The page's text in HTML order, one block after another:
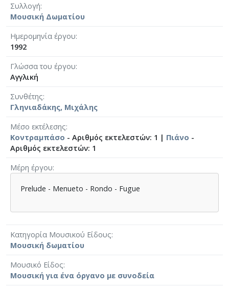
Συλλογή
Μουσική Δωματίου
Ημερομηνία έργου
1992
Γλώσσα του έργου
Αγγλική
Συνθέτης
Γληνιαδάκης, Μιχάλης
Μέσο εκτέλεσης
Κοντραμπάσο - Αριθμός εκτελεστών: 1 | Πιάνο -
Αριθμός εκτελεστών: 1
Μέρη έργου
Prelude - Menueto - Rondo - Fugue
Κατηγορία Μουσικού Είδους
Μουσική δωματίου
Μουσικό Είδος
Μουσική για ένα όργανο με συνοδεία